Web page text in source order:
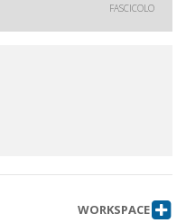
FASCICOLO
WORKSPACE